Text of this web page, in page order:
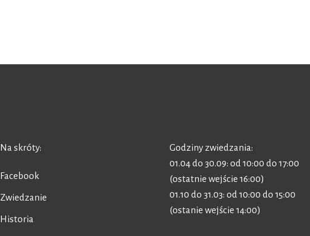
Na skróty:
Facebook
Zwiedzanie
Historia
Godziny zwiedzania:
01.04 do 30.09: od 10:00 do 17:00
(ostatnie wejście 16:00)
01.10 do 31.03: od 10:00 do 15:00
(ostanie wejście 14:00)